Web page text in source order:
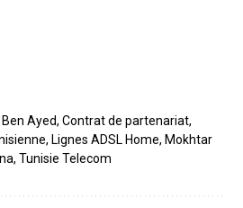
Ayed, Contrat de partenariat,
, Lignes ADSL Home, Mokhtar
, Tunisie Telecom